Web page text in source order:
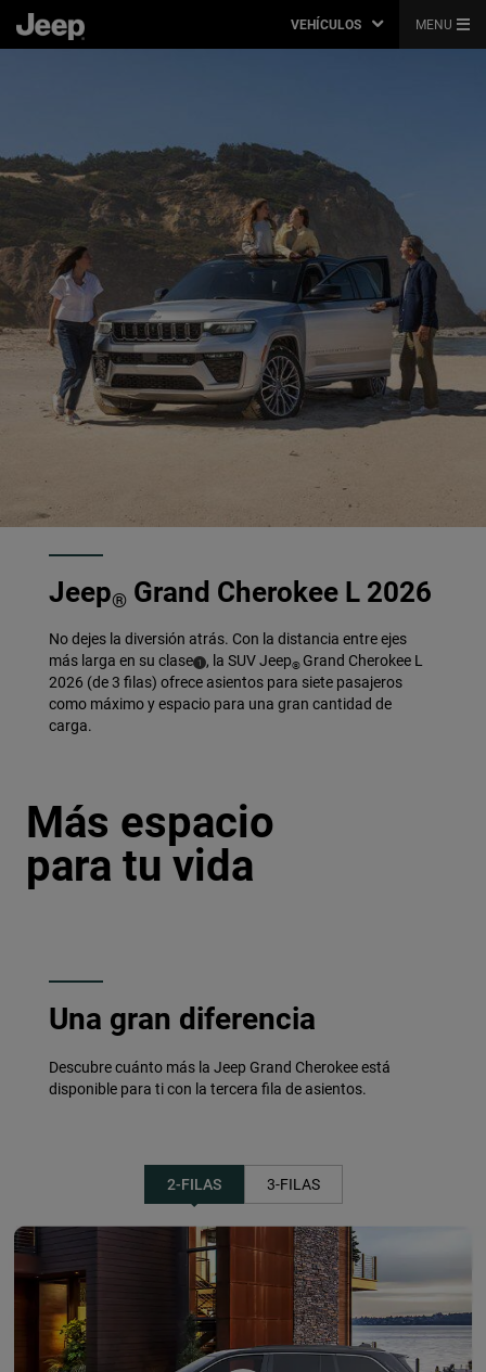
VEHÍCULOS MENU
Jeep® Grand Cherokee L 2026
No dejes la diversión atrás. Con la distancia entre ejes
más larga en su clase (
Disclosure
1 ) , la SUV Jeep® Grand Cherokee L
2026 (de 3 filas) ofrece asientos para siete pasajeros
como máximo y espacio para una gran cantidad de
carga.
Más espacio
para tu vida
Una gran diferencia
Descubre cuánto más la Jeep Grand Cherokee está
disponible para ti con la tercera fila de asientos.
2-FILAS 3-FILAS